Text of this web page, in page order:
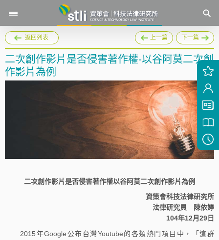
返回列表 上一篇 下一篇
二次創作影片是否侵害著作權-以谷阿莫二次創
作影片為例
二次創作影片是否侵害著作權以谷阿莫二次創作影片為例
資策會科技法律研究所
法律研究員 陳依婷
104年12月29日
2015年Google公布台灣Youtube的各類熱門項目中，「這群